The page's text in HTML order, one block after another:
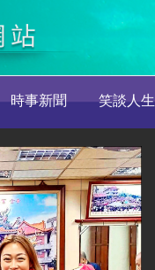
時事新聞 笑談人生